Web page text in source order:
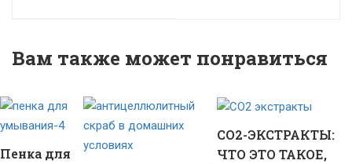
микро-бизнеса
Вам также может понравиться
Пенка для
СО2-ЭКСТРАКТЫ:
ЧТО ЭТО ТАКОЕ,